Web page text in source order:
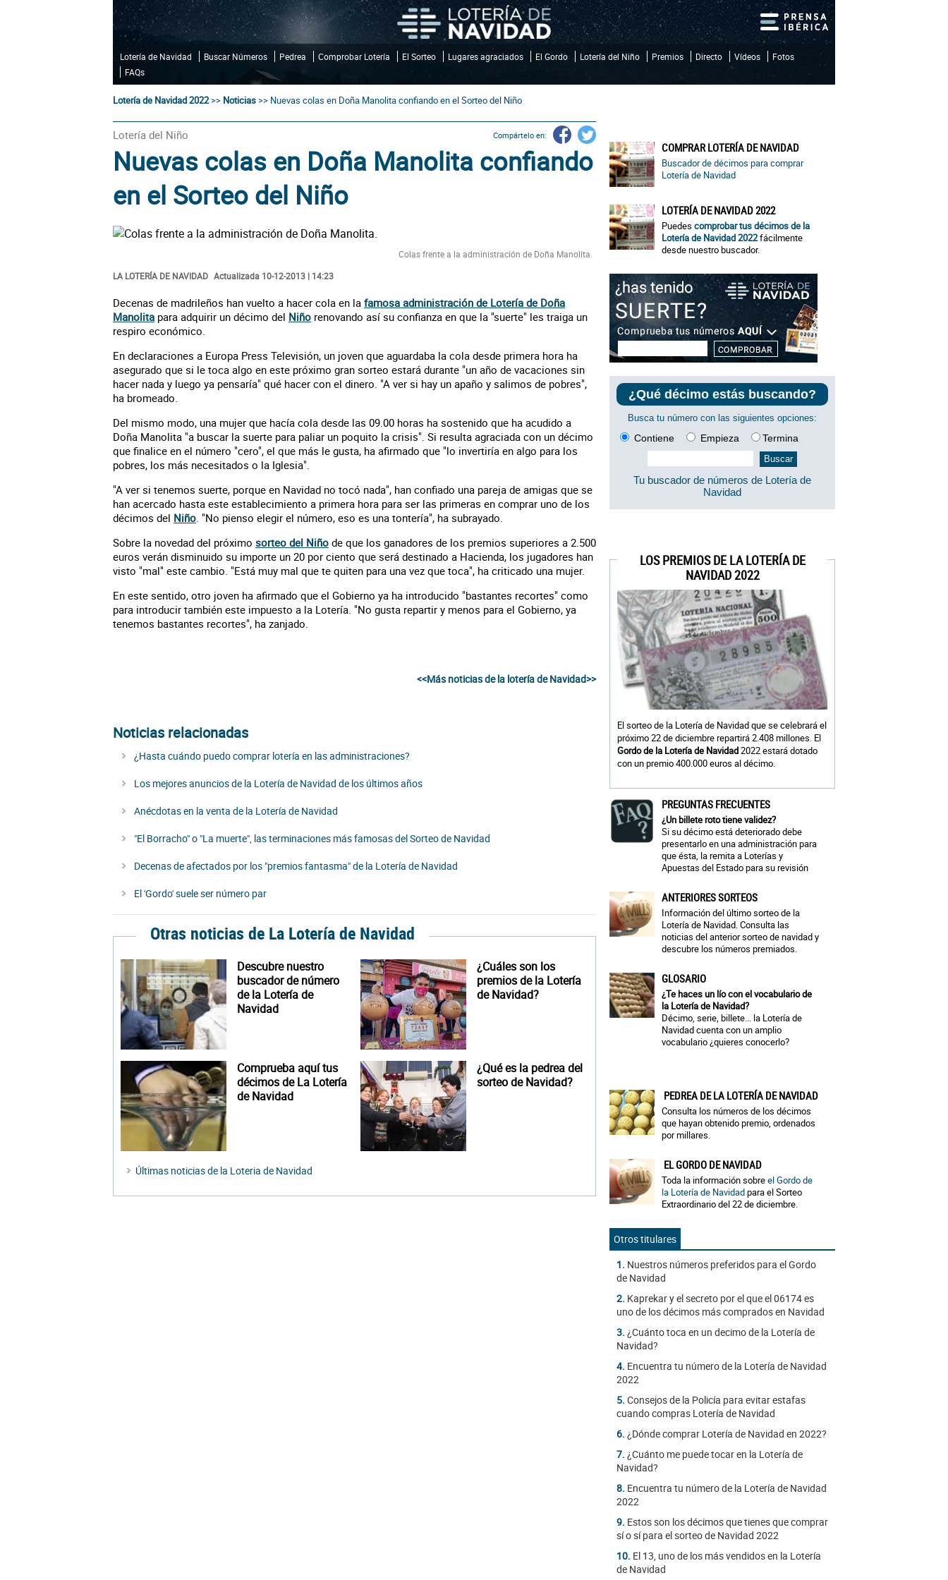
Lotería de Navidad Buscar Números Pedrea Comprobar Lotería El Sorteo Lugares agraciados El Gordo Lotería del Niño Premios Directo Vídeos
Fotos
FAQs
Lotería de Navidad 2022>> Noticias>> Nuevas colas en Doña Manolita confiando en el Sorteo del Niño
Compártelo en:
Lotería del Niño
Nuevas colas en Doña Manolita confiando
en el Sorteo del Niño
Colas frente a la administración de Doña Manolita.
LA LOTERÍA DE NAVIDAD Actualizada 10-12-2013 | 14:23
Decenas de madrileños han vuelto a hacer cola en la famosa administración de Lotería de Doña
Manolita para adquirir un décimo del Niño renovando así su confianza en que la "suerte" les traiga un
respiro económico.
En declaraciones a Europa Press Televisión, un joven que aguardaba la cola desde primera hora ha
asegurado que si le toca algo en este próximo gran sorteo estará durante "un año de vacaciones sin
hacer nada y luego ya pensaría" qué hacer con el dinero. "A ver si hay un apaño y salimos de pobres",
ha bromeado.
Del mismo modo, una mujer que hacía cola desde las 09.00 horas ha sostenido que ha acudido a
Doña Manolita "a buscar la suerte para paliar un poquito la crisis". Si resulta agraciada con un décimo
que finalice en el número "cero", el que más le gusta, ha afirmado que "lo invertiría en algo para los
pobres, los más necesitados o la Iglesia".
"A ver si tenemos suerte, porque en Navidad no tocó nada", han confiado una pareja de amigas que se
han acercado hasta este establecimiento a primera hora para ser las primeras en comprar uno de los
décimos del Niño. "No pienso elegir el número, eso es una tontería", ha subrayado.
Sobre la novedad del próximo sorteo del Niño de que los ganadores de los premios superiores a 2.500
euros verán disminuido su importe un 20 por ciento que será destinado a Hacienda, los jugadores han
visto "mal" este cambio. "Está muy mal que te quiten para una vez que toca", ha criticado una mujer.
En este sentido, otro joven ha afirmado que el Gobierno ya ha introducido "bastantes recortes" como
para introducir también este impuesto a la Lotería. "No gusta repartir y menos para el Gobierno, ya
tenemos bastantes recortes", ha zanjado.
<<Más noticias de la lotería de Navidad>>
Noticias relacionadas
¿Hasta cuándo puedo comprar lotería en las administraciones?
Los mejores anuncios de la Lotería de Navidad de los últimos años
Anécdotas en la venta de la Lotería de Navidad
"El Borracho" o "La muerte", las terminaciones más famosas del Sorteo de Navidad
Decenas de afectados por los "premios fantasma" de la Lotería de Navidad
El 'Gordo' suele ser número par
Otras noticias de La Lotería de Navidad
Descubre nuestro
buscador de número
de la Lotería de
Navidad
¿Cuáles son los
premios de la Lotería
de Navidad?
Comprueba aquí tus
décimos de La Lotería
de Navidad
¿Qué es la pedrea del
sorteo de Navidad?
Últimas noticias de la Loteria de Navidad
COMPRAR LOTERÍA DE NAVIDAD
Buscador de décimos para comprar
Lotería de Navidad
LOTERÍA DE NAVIDAD 2022
Puedes comprobar tus décimos de la
Lotería de Navidad 2022fácilmente
desde nuestro buscador.
¿Qué décimo estás buscando?
Busca tu número con las siguientes opciones:
Contiene Empieza Termina
Tu buscador de números de Lotería de
Navidad
LOS PREMIOS DE LA LOTERÍA DE
NAVIDAD 2022
El sorteo de la Lotería de Navidad que se celebrará el
próximo 22 de diciembre repartirá 2.408 millones. El
Gordo de la Lotería de Navidad2022 estará dotado
con un premio 400.000 euros al décimo.
PREGUNTAS FRECUENTES
¿Un billete roto tiene validez?
Si su décimo está deteriorado debe
presentarlo en una administración para
que ésta, la remita a Loterías y
Apuestas del Estado para su revisión
ANTERIORES SORTEOS
Información del último sorteo de la
Lotería de Navidad. Consulta las
noticias del anterior sorteo de navidad y
descubre los números premiados.
GLOSARIO
¿Te haces un lío con el vocabulario de
la Lotería de Navidad?
Décimo, serie, billete... la Lotería de
Navidad cuenta con un amplio
vocabulario ¿quieres conocerlo?
PEDREA DE LA LOTERÍA DE NAVIDAD
Consulta los números de los décimos
que hayan obtenido premio, ordenados
por millares.
EL GORDO DE NAVIDAD
Toda la información sobreel Gordo de
la Lotería de Navidadpara el Sorteo
Extraordinario del 22 de diciembre.
Otros titulares
1. Nuestros números preferidos para el Gordo
de Navidad
2. Kaprekar y el secreto por el que el 06174 es
uno de los décimos más comprados en Navidad
3. ¿Cuánto toca en un decimo de la Lotería de
Navidad?
4. Encuentra tu número de la Lotería de Navidad
2022
5. Consejos de la Policía para evitar estafas
cuando compras Lotería de Navidad
6. ¿Dónde comprar Lotería de Navidad en 2022?
7. ¿Cuánto me puede tocar en la Lotería de
Navidad?
8. Encuentra tu número de la Lotería de Navidad
2022
9. Estos son los décimos que tienes que comprar
sí o sí para el sorteo de Navidad 2022
10. El 13, uno de los más vendidos en la Lotería
de Navidad